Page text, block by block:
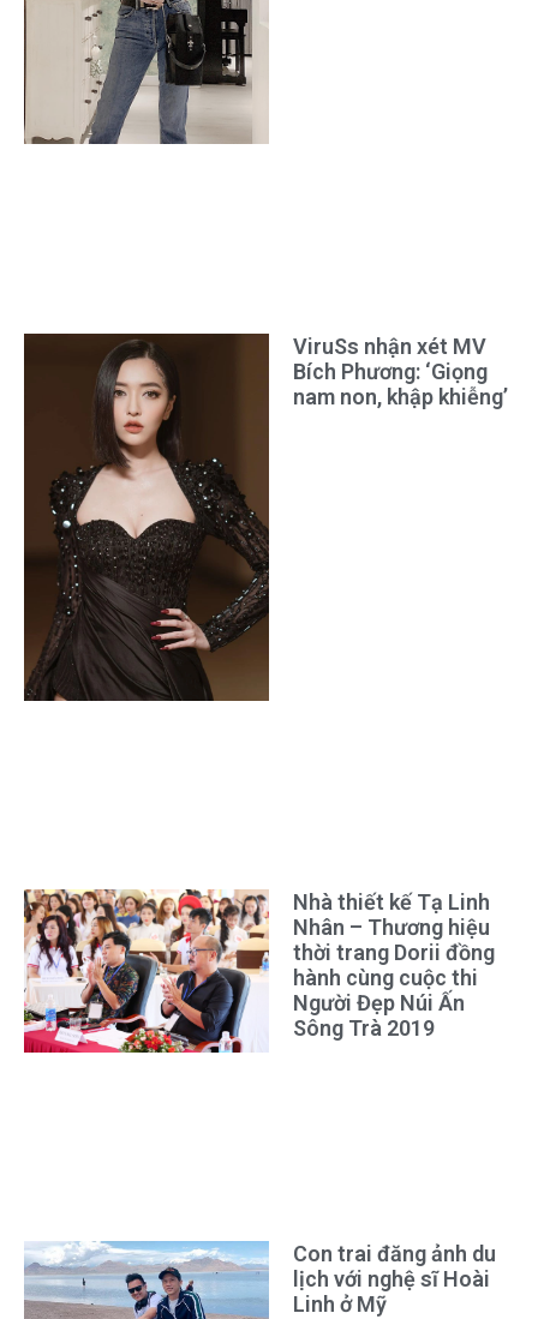
ViruSs nhận xét MV
Bích Phương: ‘Giọng
nam non, khập khiễng’
Nhà thiết kế Tạ Linh
Nhân – Thương hiệu
thời trang Dorii đồng
hành cùng cuộc thi
Người Đẹp Núi Ấn
Sông Trà 2019
Con trai đăng ảnh du
lịch với nghệ sĩ Hoài
Linh ở Mỹ